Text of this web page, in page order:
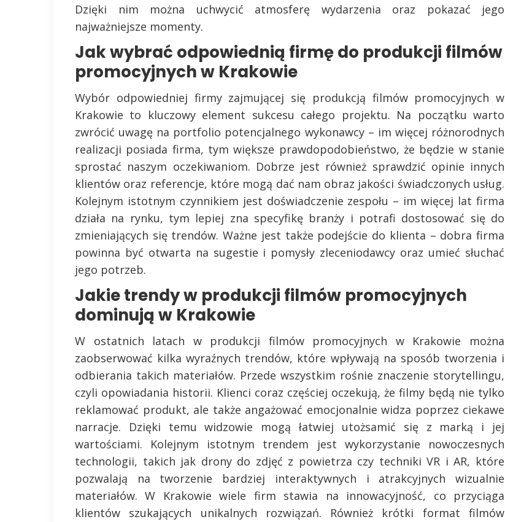
Dzięki nim można uchwycić atmosferę wydarzenia oraz pokazać jego
najważniejsze momenty.
Jak wybrać odpowiednią firmę do produkcji filmów
promocyjnych w Krakowie
Wybór odpowiedniej firmy zajmującej się produkcją filmów promocyjnych w
Krakowie to kluczowy element sukcesu całego projektu. Na początku warto
zwrócić uwagę na portfolio potencjalnego wykonawcy – im więcej różnorodnych
realizacji posiada firma, tym większe prawdopodobieństwo, że będzie w stanie
sprostać naszym oczekiwaniom. Dobrze jest również sprawdzić opinie innych
klientów oraz referencje, które mogą dać nam obraz jakości świadczonych usług.
Kolejnym istotnym czynnikiem jest doświadczenie zespołu – im więcej lat firma
działa na rynku, tym lepiej zna specyfikę branży i potrafi dostosować się do
zmieniających się trendów. Ważne jest także podejście do klienta – dobra firma
powinna być otwarta na sugestie i pomysły zleceniodawcy oraz umieć słuchać
jego potrzeb.
Jakie trendy w produkcji filmów promocyjnych
dominują w Krakowie
W ostatnich latach w produkcji filmów promocyjnych w Krakowie można
zaobserwować kilka wyraźnych trendów, które wpływają na sposób tworzenia i
odbierania takich materiałów. Przede wszystkim rośnie znaczenie storytellingu,
czyli opowiadania historii. Klienci coraz częściej oczekują, że filmy będą nie tylko
reklamować produkt, ale także angażować emocjonalnie widza poprzez ciekawe
narracje. Dzięki temu widzowie mogą łatwiej utożsamić się z marką i jej
wartościami. Kolejnym istotnym trendem jest wykorzystanie nowoczesnych
technologii, takich jak drony do zdjęć z powietrza czy techniki VR i AR, które
pozwalają na tworzenie bardziej interaktywnych i atrakcyjnych wizualnie
materiałów. W Krakowie wiele firm stawia na innowacyjność, co przyciąga
klientów szukających unikalnych rozwiązań. Również krótki format filmów